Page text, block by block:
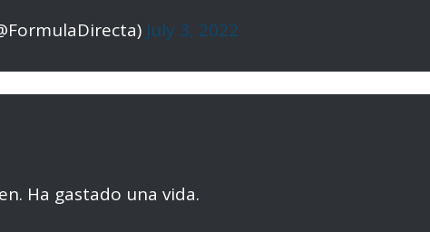
July 3, 2022
Ha gastado una vida.